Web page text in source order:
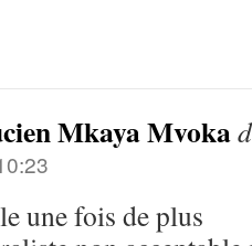
Mkaya Mvoka
une fois de plus